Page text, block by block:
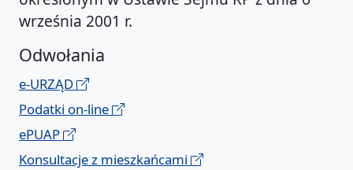
września 2001 r.
Odwołania
e-URZĄD
Podatki on-line
ePUAP
Konsultacje z mieszkańcami